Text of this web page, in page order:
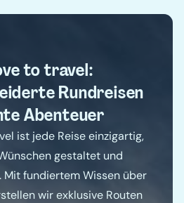
to travel:
Rundreisen
Abenteuer
ist jede Reise einzigartig,
gestaltet und
fundiertem Wissen über
wir exklusive Routen